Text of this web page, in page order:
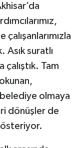
suratlı
Tam
belediye olmaya
dönüşler de